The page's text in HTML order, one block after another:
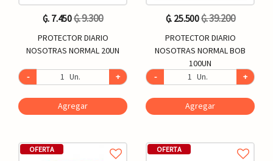
₲. 7.450₲. 9.300
PROTECTOR DIARIO
NOSOTRAS NORMAL 20UN
- Un. +
Agregar
₲. 25.500₲. 39.200
PROTECTOR DIARIO
NOSOTRAS NORMAL BOB
100UN
-
Un. +
Agregar
OFERTA OFERTA